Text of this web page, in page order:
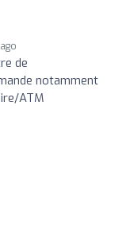
de
notamment
ATM